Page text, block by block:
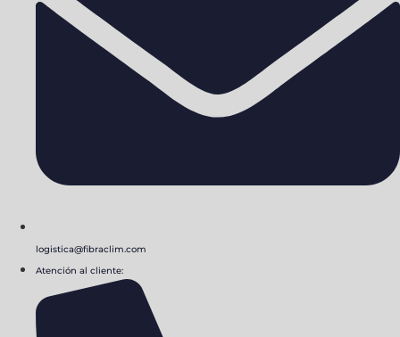
logistica@fibraclim.com
Atención al cliente: